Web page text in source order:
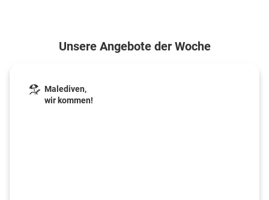
Unsere Angebote der Woche
Malediven,
wir kommen!